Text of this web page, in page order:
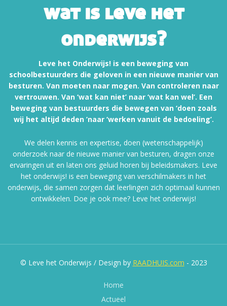
wat is leve het
onderwijs?
Leve het Onderwijs! is een beweging van
schoolbestuurders die geloven in een nieuwe manier van
besturen. Van moeten naar mogen. Van controleren naar
vertrouwen. Van ‘wat kan niet’ naar ‘wat kan wel’. Een
beweging van bestuurders die bewegen van ‘doen zoals
wij het altijd deden ’naar ‘werken vanuit de bedoeling’.
We delen kennis en expertise, doen (wetenschappelijk)
onderzoek naar de nieuwe manier van besturen, dragen onze
ervaringen uit en laten ons geluid horen bij beleidsmakers. Leve
het onderwijs! is een beweging van verschilmakers in het
onderwijs, die samen zorgen dat leerlingen zich optimaal kunnen
ontwikkelen. Doe je ook mee? Leve het onderwijs!
© Leve het Onderwijs / Design by RAADHUIS.com - 2023
Home
Actueel